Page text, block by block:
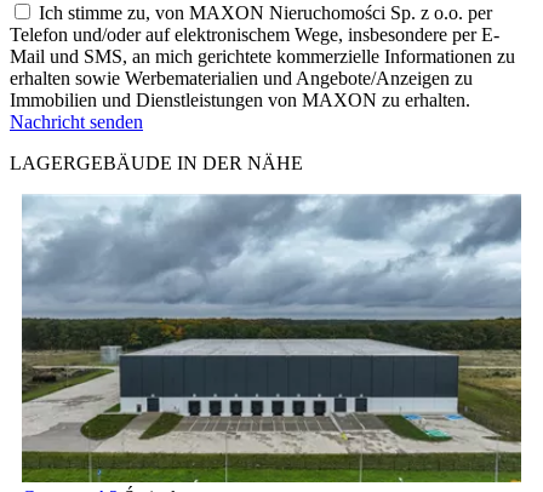
Ich stimme zu, von MAXON Nieruchomości Sp. z o.o. per
Telefon und/oder auf elektronischem Wege, insbesondere per E-
Mail und SMS, an mich gerichtete kommerzielle Informationen zu
erhalten sowie Werbematerialien und Angebote/Anzeigen zu
Immobilien und Dienstleistungen von MAXON zu erhalten.
Nachricht senden
LAGERGEBÄUDE IN DER NÄHE